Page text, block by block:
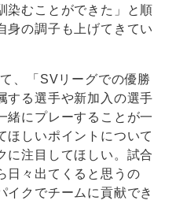
染むことができた」と順
身の調子も上げてきてい
、「SVリーグでの優勝
する選手や新加入の選手
緒にプレーすることが一
ほしいポイントについて
に注目してほしい。試合
日々出てくると思うの
イクでチームに貢献でき